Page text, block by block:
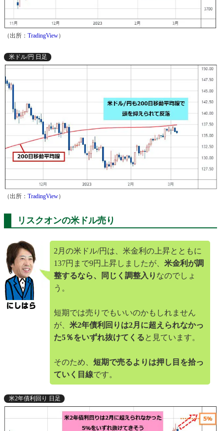
（出所： TradingView）
米ドル/円 日足
（出所： TradingView）
リスクオンの米ドル売り
2月の米ドル/円は、米金利の上昇とともに
137円まで9円上昇しましたが、 米金利が調
整するなら、同じく調整入り なのでしょ
う。
短期では売りでもいいのかもしれません
が、 米2年債利回りは2月に超えられなかっ
た5％をいずれ抜けてくると見ています。
そのため、 短期で売るよりは押し目を拾っ
ていく目線です。
米2年債利回り 日足